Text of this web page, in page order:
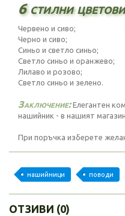
6 стилни
Червено и сиво;
Черно и сиво;
Синьо и светло синьо;
Светло синьо и оранжево;
Лилаво и розово;
Светло синьо и зелено.
Заключение:Елегантен
нашийник - в нашият
При поръчка изберете
нашийници поводи
ОТЗИВИ (0)